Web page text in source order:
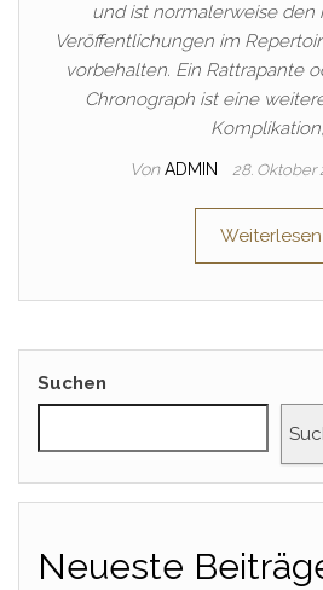
und ist normalerweise den
Veröffentlichungen im
vorbehalten. Ein Rattrapante
Chronograph ist eine
Von ADMIN 28. Oktober
Weiterlesen
Suchen
Neueste